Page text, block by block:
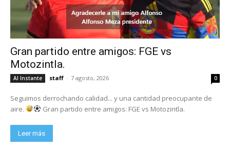
Gran partido entre amigos: FGE vs
Motozintla.
Al Instante staff - 7 agosto, 2026 0
Seguimos derrochando calidad... y una cantidad preocupante de
aire.
Gran partido entre amigos: FGE vs Motozintla.
Leer más